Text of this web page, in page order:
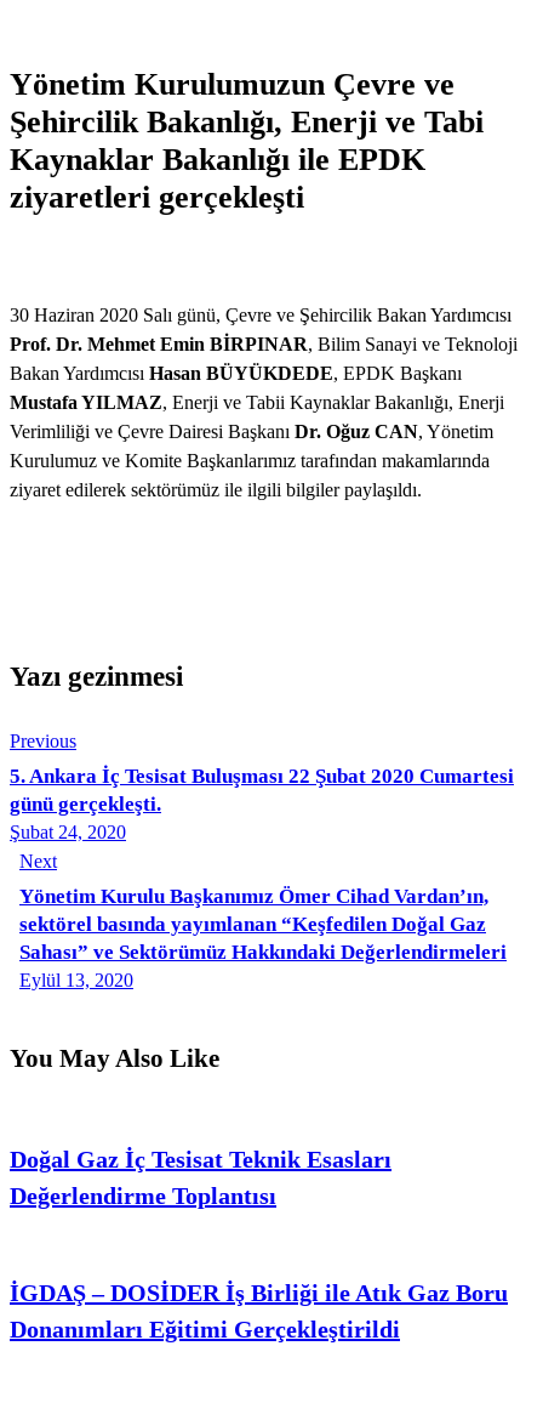
Yönetim Kurulumuzun Çevre ve
Şehircilik Bakanlığı, Enerji ve Tabi
Kaynaklar Bakanlığı ile EPDK
ziyaretleri gerçekleşti
30 Haziran 2020 Salı günü, Çevre ve Şehircilik Bakan Yardımcısı
Prof. Dr. Mehmet Emin BİRPINAR, Bilim Sanayi ve Teknoloji
Bakan Yardımcısı Hasan BÜYÜKDEDE, EPDK Başkanı
Mustafa YILMAZ, Enerji ve Tabii Kaynaklar Bakanlığı, Enerji
Verimliliği ve Çevre Dairesi Başkanı Dr. Oğuz CAN, Yönetim
Kurulumuz ve Komite Başkanlarımız tarafından makamlarında
ziyaret edilerek sektörümüz ile ilgili bilgiler paylaşıldı.
Yazı gezinmesi
Previous
5. Ankara İç Tesisat Buluşması 22 Şubat 2020 Cumartesi
günü gerçekleşti.
Şubat 24, 2020
Next
Yönetim Kurulu Başkanımız Ömer Cihad Vardan’ın,
sektörel basında yayımlanan “Keşfedilen Doğal Gaz
Sahası” ve Sektörümüz Hakkındaki Değerlendirmeleri
Eylül 13, 2020
You May Also Like
Doğal Gaz İç Tesisat Teknik Esasları
Değerlendirme Toplantısı
İGDAŞ – DOSİDER İş Birliği ile Atık Gaz Boru
Donanımları Eğitimi Gerçekleştirildi